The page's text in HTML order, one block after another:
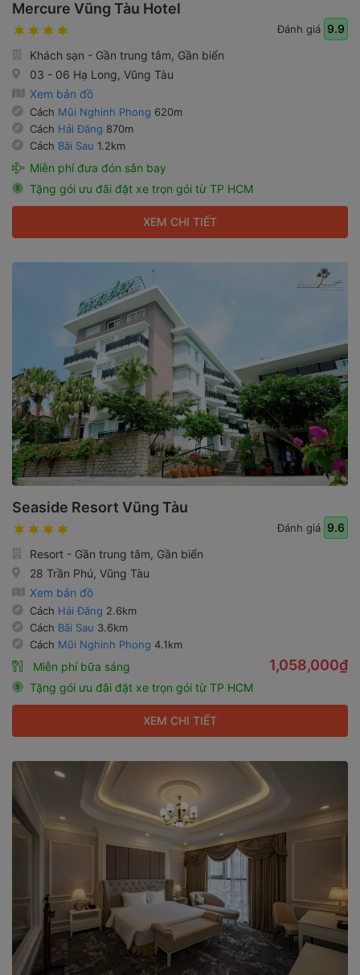
Mercure Vũng Tàu Hotel
Đánh giá 9.9
Khách sạn - Gần trung tâm, Gần biển
03 - 06 Hạ Long, Vũng Tàu
Xem bản đồ
Cách Mũi Nghinh Phong 620m
Cách Hải Đăng 870m
Cách Bãi Sau 1.2km
Miễn phí đưa đón sân bay
Tặng gói ưu đãi đặt xe trọn gói từ TP HCM
XEM CHI TIẾT
Seaside Resort Vũng Tàu
Đánh giá 9.6
Resort - Gần trung tâm, Gần biển
28 Trần Phú, Vũng Tàu
Xem bản đồ
Cách Hải Đăng 2.6km
Cách Bãi Sau 3.6km
Cách Mũi Nghinh Phong 4.1km
Miễn phí bữa sáng
Tặng gói ưu đãi đặt xe trọn gói từ TP HCM
1,058,000₫
XEM CHI TIẾT